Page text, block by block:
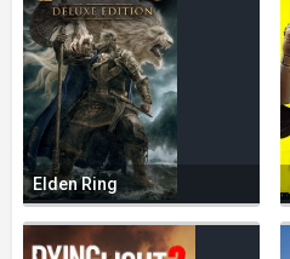
Elden Ring